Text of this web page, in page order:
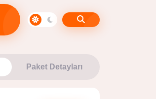
Paket Detayları